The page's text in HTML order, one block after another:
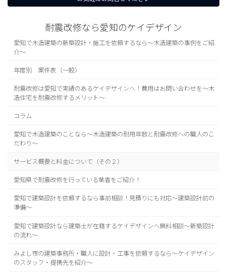
耐震改修なら愛知のケイデザイン
愛知で木造建築の新築設計・施工を依頼するなら～木造建築の事例をご紹
介～
年度別 案件表（一般）
耐震改修は愛知で実績のあるケイデザインへ！費用はお問い合わせを～木
造住宅を耐震改修するメリット～
コラム
愛知で木造建築のことなら～木造建築の耐用年数と耐震改修への職人のこ
だわり～
サービス概要と料金について（その２）
愛知県で耐震改修を行っている業者をご紹介！
愛知で建築設計を依頼するなら事前相談！見積りにも対応～建築設計前の
準備～
愛知で建築設計なら建築士が在籍するケイデザインへ無料相談～新築設計
の流れ～
みよし市の建築事務所・職人に設計・工事を依頼するなら～ケイデザイン
のスタッフ・提携先を紹介～